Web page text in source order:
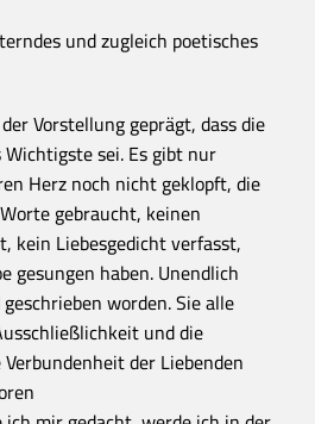
und zugleich poetisches
Vorstellung geprägt, dass die
sei. Es gibt nur
Herz noch nicht geklopft, die
gebraucht, keinen
kein Liebesgedicht verfasst,
gesungen haben. Unendlich
worden. Sie alle
und die
der Liebenden